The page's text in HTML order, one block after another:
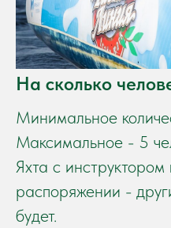
На сколько
Минимальное
Максимальное - 5
Яхта с
распоряжении -
будет.